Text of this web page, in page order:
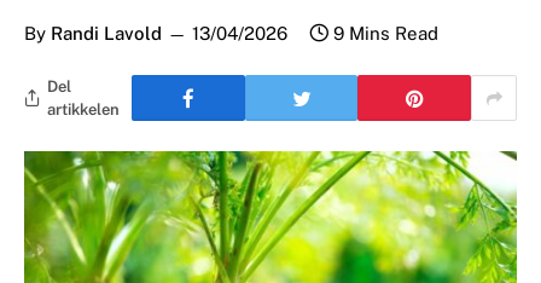
By Randi Lavold 13/04/2026 9 Mins Read
Del
artikkelen